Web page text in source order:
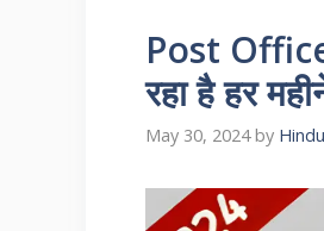
Post
रहा है हर
May 30, 2024 by